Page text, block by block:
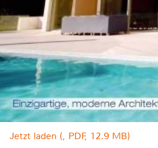
Jetzt laden (, PDF, 12.9 MB)